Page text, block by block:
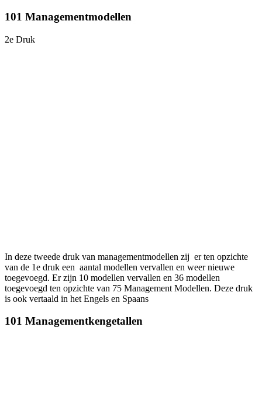
101 Managementmodellen
2e Druk
In deze tweede druk van managementmodellen zij er ten opzichte
van de 1e druk een aantal modellen vervallen en weer nieuwe
toegevoegd. Er zijn 10 modellen vervallen en 36 modellen
toegevoegd ten opzichte van 75 Management Modellen. Deze druk
is ook vertaald in het Engels en Spaans
101 Managementkengetallen